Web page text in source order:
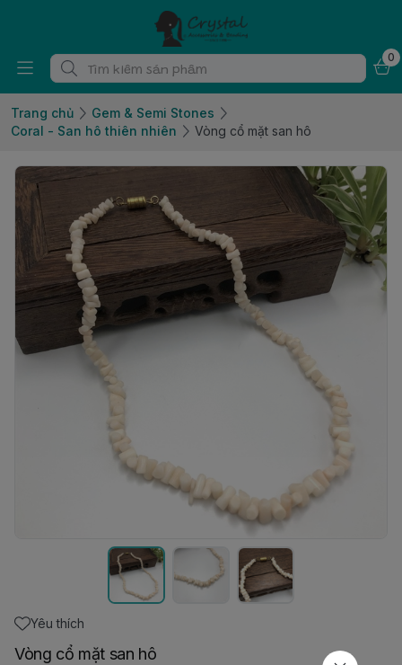
0
Trang chủ
Gem & Semi Stones
Coral - San hô thiên nhiên
Vòng cổ mặt san hô
Yêu thích
Vòng cổ mặt san hô